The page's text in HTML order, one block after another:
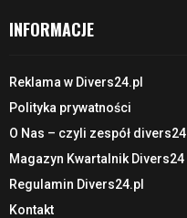
INFORMACJE
Reklama w Divers24.pl
Polityka prywatności
O Nas – czyli zespół divers24
Magazyn Kwartalnik Divers24
Regulamin Divers24.pl
Kontakt